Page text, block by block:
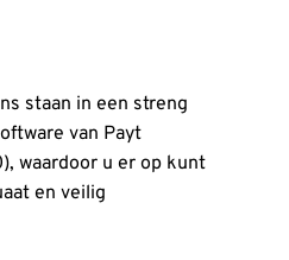
staan in een streng
van Payt
waardoor u er op kunt
en veilig